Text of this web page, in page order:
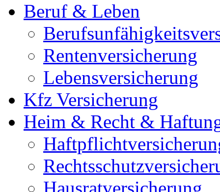
Beruf & Leben
Rentenversicherung
Lebensversicherung
Kfz Versicherung
Heim & Recht &